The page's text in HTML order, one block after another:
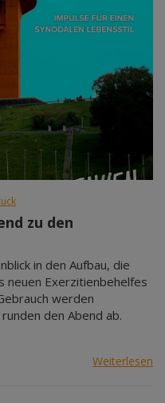
zu den
in den Aufbau, die
neuen Exerzitienbehelfes
werden
den Abend ab.
Weiterlesen